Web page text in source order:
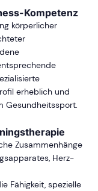
Kompetenz
körperlicher
erheblich und
Gesundheitssport.
Zusammenhänge
Herz-
Fähigkeit, spezielle